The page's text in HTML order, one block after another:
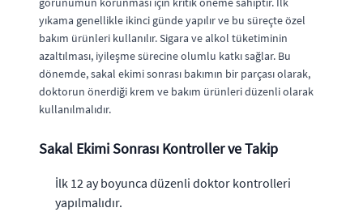
yıkama genellikle ikinci günde yapılır ve bu süreçte özel
bakım ürünleri kullanılır. Sigara ve alkol tüketiminin
azaltılması, iyileşme sürecine olumlu katkı sağlar. Bu
dönemde, sakal ekimi sonrası bakımın bir parçası olarak,
doktorun önerdiği krem ve bakım ürünleri düzenli olarak
kullanılmalıdır.
Sakal Ekimi Sonrası Kontroller ve Takip
İlk 12 ay boyunca düzenli doktor kontrolleri
yapılmalıdır.